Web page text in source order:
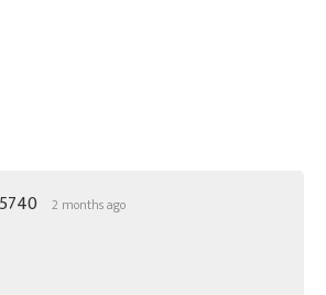
2 months ago